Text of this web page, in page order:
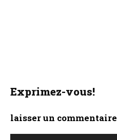
Exprimez-vous!
laisser un commentaire